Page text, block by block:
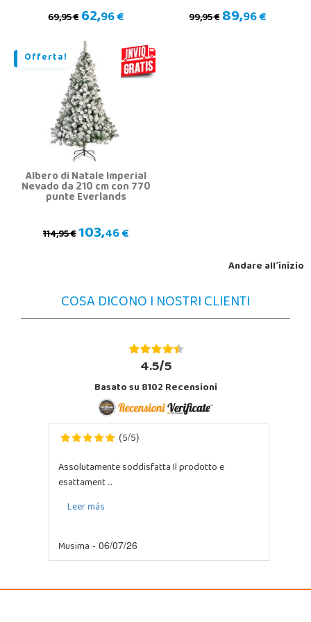
69,95 €62,96 € 99,95 €89,96 €
Offerta!
Albero di Natale Imperial
Nevado da 210 cm con 770
punte Everlands
114,95 €103,46 €
Andare all´inizio
COSA DICONO I NOSTRI CLIENTI
4.5/5
Basato su 8102 Recensioni
(5/5)
Assolutamente soddisfatta Il prodotto e
esattament ...
Leer más
Musima - 06/07/26